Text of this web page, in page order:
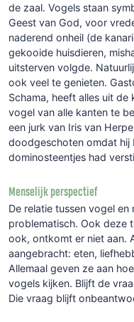
de zaal. Vogels staan
Geest van God, voor
naderend onheil (de
gekooide huisdieren,
uitsterven volgde.
ook veel te genieten.
Schama, heeft alles uit
vogel van alle kanten te
een jurk van Iris van
doodgeschoten omdat hij
dominosteentjes had
Menselijk perspectief
De relatie tussen vogel en
problematisch. Ook deze
ook, ontkomt er niet aan.
aangebracht: eten,
Allemaal geven ze aan
vogels kijken. Blijft de
Die vraag blijft